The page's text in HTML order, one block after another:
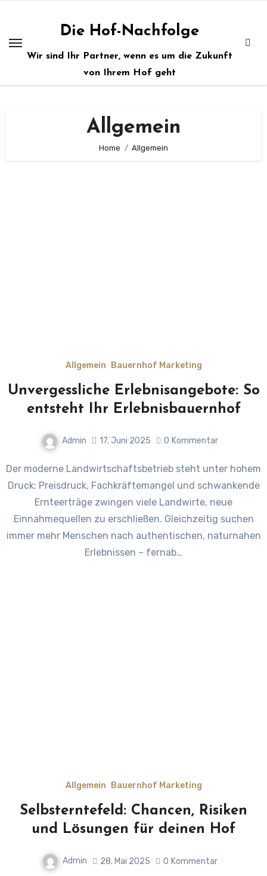
springen
Die Hof-Nachfolge
Wir sind Ihr Partner, wenn es um die Zukunft
von Ihrem Hof geht
Allgemein
Home Allgemein
Allgemein Bauernhof Marketing
Unvergessliche Erlebnisangebote: So
entsteht Ihr Erlebnisbauernhof
Admin 17. Juni 2025 0 Kommentar
Der moderne Landwirtschaftsbetrieb steht unter hohem
Druck: Preisdruck, Fachkräftemangel und schwankende
Ernteerträge zwingen viele Landwirte, neue
Einnahmequellen zu erschließen. Gleichzeitig suchen
immer mehr Menschen nach authentischen, naturnahen
Erlebnissen – fernab…
Allgemein Bauernhof Marketing
Selbsterntefeld: Chancen, Risiken
und Lösungen für deinen Hof
Admin 28. Mai 2025 0 Kommentar